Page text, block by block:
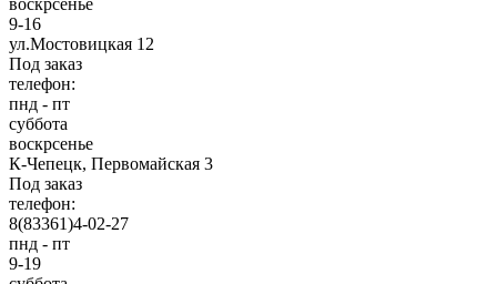
воскрсенье
9-16
ул.Мостовицкая 12
Под заказ
телефон:
пнд - пт
суббота
воскрсенье
К-Чепецк, Первомайская 3
Под заказ
телефон:
8(83361)4-02-27
пнд - пт
9-19